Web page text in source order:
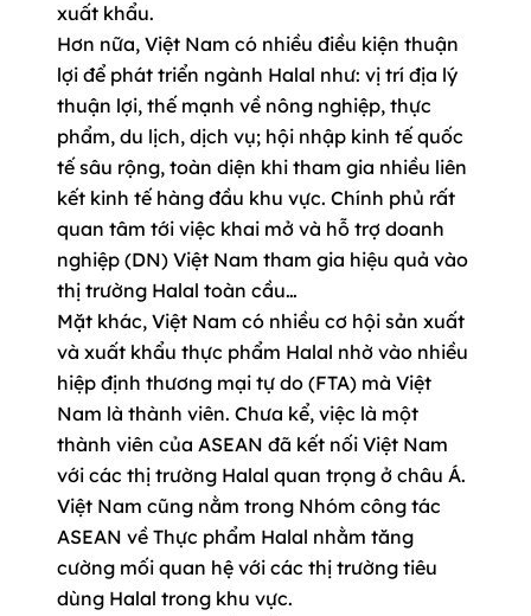
xuất khẩu.
Hơn nữa, Việt Nam có nhiều điều kiện thuận
lợi để phát triển ngành Halal như: vị trí địa lý
thuận lợi, thế mạnh về nông nghiệp, thực
phẩm, du lịch, dịch vụ; hội nhập kinh tế quốc
tế sâu rộng, toàn diện khi tham gia nhiều liên
kết kinh tế hàng đầu khu vực. Chính phủ rất
quan tâm tới việc khai mở và hỗ trợ doanh
nghiệp (DN) Việt Nam tham gia hiệu quả vào
thị trường Halal toàn cầu…
Mặt khác, Việt Nam có nhiều cơ hội sản xuất
và xuất khẩu thực phẩm Halal nhờ vào nhiều
hiệp định thương mại tự do (FTA) mà Việt
Nam là thành viên. Chưa kể, việc là một
thành viên của ASEAN đã kết nối Việt Nam
với các thị trường Halal quan trọng ở châu Á.
Việt Nam cũng nằm trong Nhóm công tác
ASEAN về Thực phẩm Halal nhằm tăng
cường mối quan hệ với các thị trường tiêu
dùng Halal trong khu vực.